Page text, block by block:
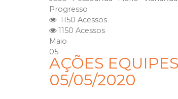
Progresso
1150 Acessos
1150 Acessos
Maio
05
AÇÕES
05/05/2020